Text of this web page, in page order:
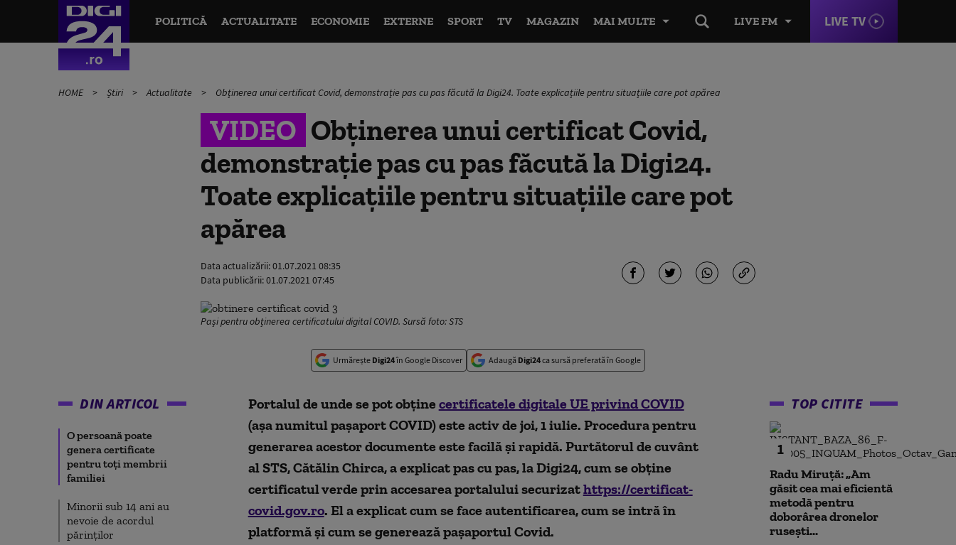
LIVE FM LIVE TV
POLITICĂ ACTUALITATE ECONOMIE EXTERNE SPORT TV MAGAZIN MAI MULTE
HOME Știri Actualitate Obținerea unui certificat Covid, demonstrație pas cu pas făcută la Digi24. Toate explicațiile pentru situațiile care pot apărea
VIDEO Obținerea unui certificat Covid,
demonstrație pas cu pas făcută la Digi24.
Toate explicațiile pentru situațiile care pot
apărea
Data actualizării:01.07.2021 08:35
Data publicării:01.07.2021 07:45
Pași pentru obținerea certificatului digital COVID. Sursă foto: STS
Urmărește Digi24în Google Discover Adaugă Digi24ca sursă preferată în Google
DIN ARTICOL
O persoană poate
genera certificate
pentru toți membrii
familiei
Minorii sub 14 ani au
nevoie de acordul
părinților
Portalul de unde se pot obține certificatele digitale UE privind COVID
(așa numitul pașaport COVID) este activ de joi, 1 iulie. Procedura pentru
generarea acestor documente este facilă și rapidă. Purtătorul de cuvânt
al STS, Cătălin Chirca, a explicat pas cu pas, la Digi24, cum se obține
certificatul verde prin accesarea portalului securizathttps://certificat-
covid.gov.ro. El a explicat cum se face autentificarea, cum se intră în
platformă și cum se generează pașaportul Covid.
TOP CITITE
1
Radu Miruță: „Am
găsit cea mai eficientă
metodă pentru
doborârea dronelor
rusești...